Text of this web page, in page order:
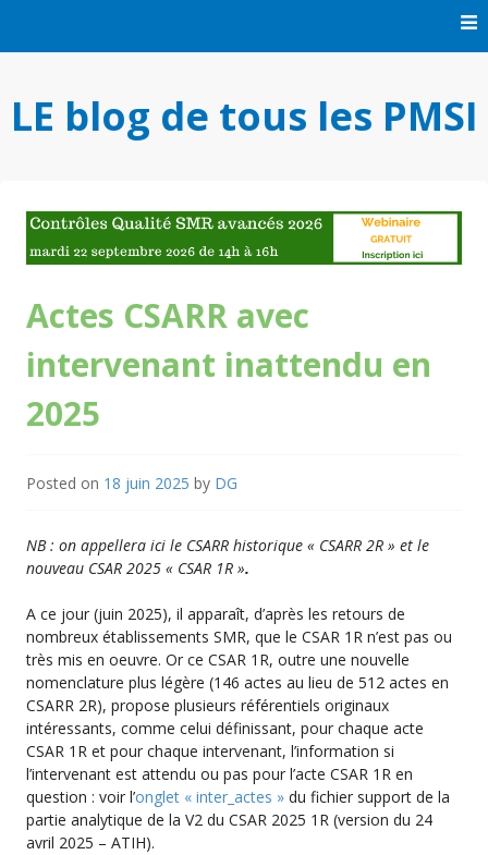
LE blog de tous les PMSI
Actes CSARR avec
intervenant inattendu en
2025
Posted on 18 juin 2025 by DG
NB : on appellera ici le CSARR historique « CSARR 2R » et le
nouveau CSAR 2025 « CSAR 1R ».
A ce jour (juin 2025), il apparaît, d’après les retours de
nombreux établissements SMR, que le CSAR 1R n’est pas ou
très mis en oeuvre. Or ce CSAR 1R, outre une nouvelle
nomenclature plus légère (146 actes au lieu de 512 actes en
CSARR 2R), propose plusieurs référentiels originaux
intéressants, comme celui définissant, pour chaque acte
CSAR 1R et pour chaque intervenant, l’information si
l’intervenant est attendu ou pas pour l’acte CSAR 1R en
question : voir l’onglet « inter_actes » du fichier support de la
partie analytique de la V2 du CSAR 2025 1R (version du 24
avril 2025 – ATIH).